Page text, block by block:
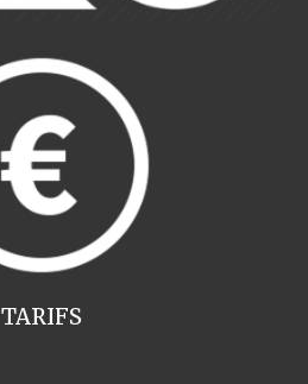
TARIFS